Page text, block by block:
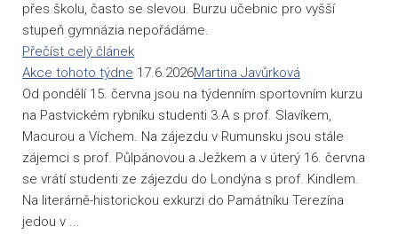
přes školu, často se slevou. Burzu učebnic pro vyšší
stupeň gymnázia nepořádáme.
Přečíst celý článek
Akce tohoto týdne 17.6.2026Martina Javůrková
Od pondělí 15. června jsou na týdenním sportovním kurzu
na Pastvickém rybníku studenti 3.A s prof. Slavíkem,
Macurou a Víchem. Na zájezdu v Rumunsku jsou stále
zájemci s prof. Půlpánovou a Ježkem a v úterý 16. června
se vrátí studenti ze zájezdu do Londýna s prof. Kindlem.
Na literárně-historickou exkurzi do Památníku Terezína
jedou v ...